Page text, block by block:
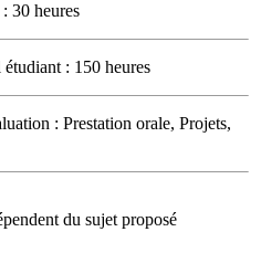
30 heures
: 150 heures
: Prestation orale, Projets,
du sujet proposé